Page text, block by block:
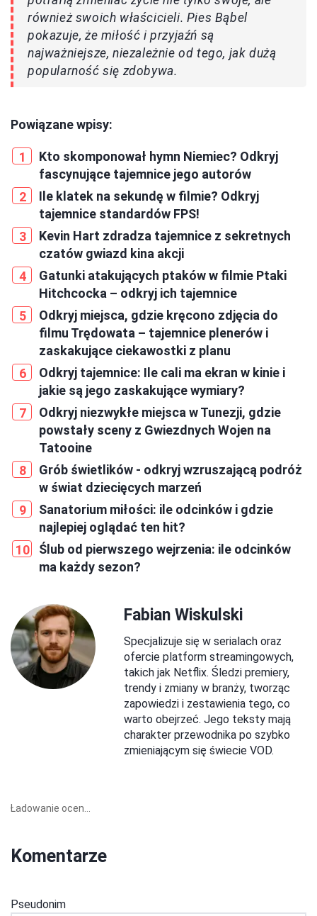
również swoich właścicieli. Pies Bąbel
pokazuje, że miłość i przyjaźń są
najważniejsze, niezależnie od tego, jak dużą
popularność się zdobywa.
Powiązane wpisy:
Kto skomponował hymn Niemiec? Odkryj
fascynujące tajemnice jego autorów
Ile klatek na sekundę w filmie? Odkryj
tajemnice standardów FPS!
Kevin Hart zdradza tajemnice z sekretnych
czatów gwiazd kina akcji
Gatunki atakujących ptaków w filmie Ptaki
Hitchcocka – odkryj ich tajemnice
Odkryj miejsca, gdzie kręcono zdjęcia do
filmu Trędowata – tajemnice plenerów i
zaskakujące ciekawostki z planu
Odkryj tajemnice: Ile cali ma ekran w kinie i
jakie są jego zaskakujące wymiary?
Odkryj niezwykłe miejsca w Tunezji, gdzie
powstały sceny z Gwiezdnych Wojen na
Tatooine
Grób świetlików - odkryj wzruszającą podróż
w świat dziecięcych marzeń
Sanatorium miłości: ile odcinków i gdzie
najlepiej oglądać ten hit?
Ślub od pierwszego wejrzenia: ile odcinków
ma każdy sezon?
Fabian Wiskulski
Specjalizuje się w serialach oraz
ofercie platform streamingowych,
takich jak Netflix. Śledzi premiery,
trendy i zmiany w branży, tworząc
zapowiedzi i zestawienia tego, co
warto obejrzeć. Jego teksty mają
charakter przewodnika po szybko
zmieniającym się świecie VOD.
Ładowanie ocen...
Komentarze
Pseudonim